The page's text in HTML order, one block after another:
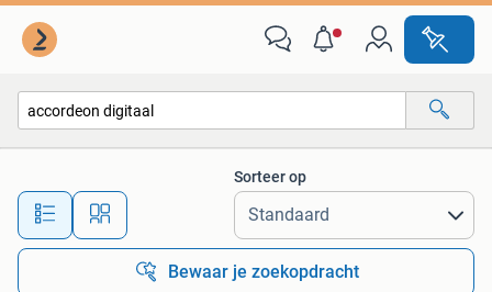
Alle afstanden…
Sorteer op
Bewaar je zoekopdracht